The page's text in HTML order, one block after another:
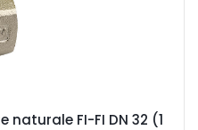
naturale FI-FI DN 32 (1